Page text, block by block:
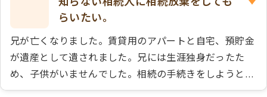
らいたい。
兄が亡くなりました。賃貸用のアパートと自宅、預貯金
が遺産として遺されました。兄には生涯独身だったた
め、子供がいませんでした。相続の手続きをしようと他
の相続手続きセンターに依頼しましたところ、父には遠